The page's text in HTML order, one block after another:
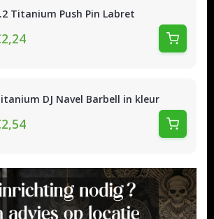
Titanium Push Pin Labret
DJ Navel Barbell in kleur